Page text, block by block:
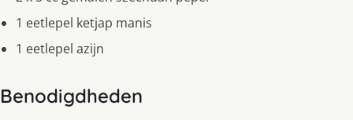
1 eetlepel ketjap manis
1 eetlepel azijn
Benodigdheden